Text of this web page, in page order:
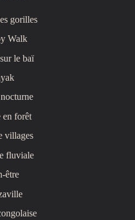
gorilles
Walk
le baï
en forêt
villages
fluviale
être